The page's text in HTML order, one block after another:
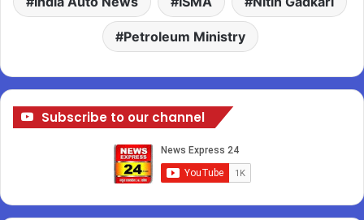
Petroleum Ministry
Subscribe to our channel